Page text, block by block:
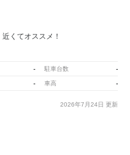
近くてオススメ！
- 駐車台数 -
- 車高 -
2026年7月24日 更新